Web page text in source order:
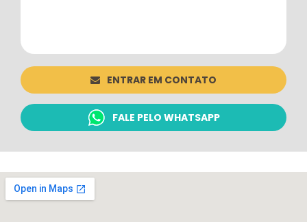
ENTRAR EM CONTATO
FALE PELO WHATSAPP